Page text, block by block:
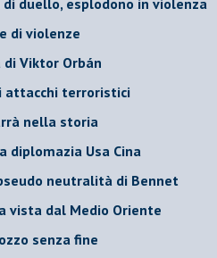
di violenze
Viktor Orbán
attacchi terroristici
nella storia
diplomazia Usa Cina
neutralità di Bennet
vista dal Medio Oriente
senza fine